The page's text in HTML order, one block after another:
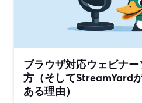
ブラウザ対応ウェビナ
方（そしてStreamYard
ある理由）